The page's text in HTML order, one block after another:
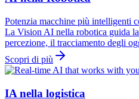
Potenzia macchine più intelligenti
La Vision AI nella robotica guida
percezione, il tracciamento degli
Scopri di più
IA nella logistica